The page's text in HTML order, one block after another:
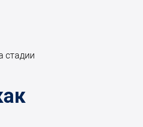
стадии